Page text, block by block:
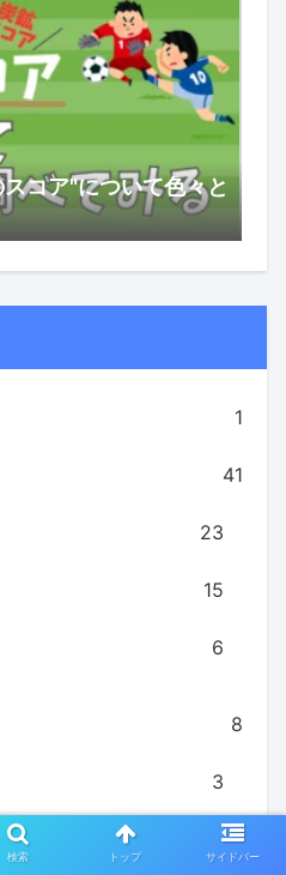
コア"について色々と
1
41
23
15
6
8
3
3
検索 トップ サイドバー